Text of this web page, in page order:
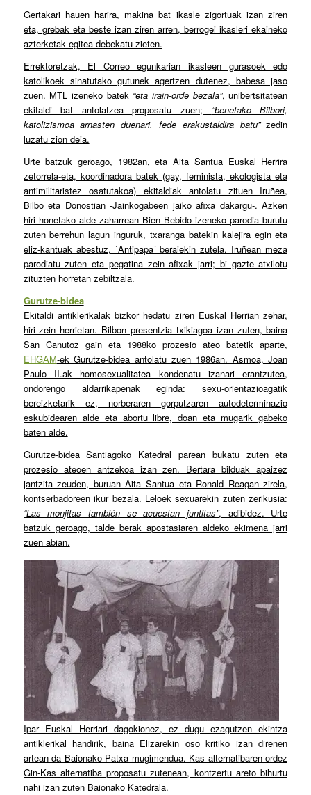
Gertakari hauen harira, makina bat ikasle zigortuak izan ziren
eta, grebak eta beste izan ziren arren, berrogei ikasleri ekaineko
azterketak egitea debekatu zieten.
Errektoretzak, El Correo egunkarian ikasleen gurasoek edo
katolikoek sinatutako gutunek agertzen dutenez, babesa jaso
zuen. MTL izeneko batek “eta irain-orde bezala”, unibertsitatean
ekitaldi bat antolatzea proposatu zuen; “benetako Bilbori,
katolizismoa arnasten duenari, fede erakustaldira batu”zedin
luzatu zion deia.
Urte batzuk geroago, 1982an, eta Aita Santua Euskal Herrira
zetorrela-eta, koordinadora batek (gay, feminista, ekologista eta
antimilitaristez osatutakoa) ekitaldiak antolatu zituen Iruñea,
Bilbo eta Donostian -Jainkogabeen jaiko afixa dakargu-. Azken
hiri honetako alde zaharrean Bien Bebido izeneko parodia burutu
zuten berrehun lagun inguruk, txaranga batekin kalejira egin eta
eliz-kantuak abestuz, `Antipapa´ beraiekin zutela. Iruñean meza
parodiatu zuten eta pegatina zein afixak jarri; bi gazte atxilotu
zituzten horretan zebiltzala.
Gurutze-bidea
Ekitaldi antiklerikalak bizkor hedatu ziren Euskal Herrian zehar,
hiri zein herrietan. Bilbon presentzia txikiagoa izan zuten, baina
San Canutoz gain eta 1988ko prozesio ateo batetik aparte,
EHGAM-ek Gurutze-bidea antolatu zuen 1986an. Asmoa, Joan
Paulo II.ak homosexualitatea kondenatu izanari erantzutea,
ondorengo aldarrikapenak eginda: sexu-orientazioagatik
bereizketarik ez, norberaren gorputzaren autodeterminazio
eskubidearen alde eta abortu libre, doan eta mugarik gabeko
baten alde.
Gurutze-bidea Santiagoko Katedral parean bukatu zuten eta
prozesio ateoen antzekoa izan zen. Bertara bilduak apaizez
jantzita zeuden, buruan Aita Santua eta Ronald Reagan zirela,
kontserbadoreen ikur bezala. Leloek sexuarekin zuten zerikusia:
“Las monjitas también se acuestan juntitas”, adibidez. Urte
batzuk geroago, talde berak apostasiaren aldeko ekimena jarri
zuen abian.
Ipar Euskal Herriari dagokionez, ez dugu ezagutzen ekintza
antiklerikal handirik, baina Elizarekin oso kritiko izan direnen
artean da Baionako Patxa mugimendua. Kas alternatibaren ordez
Gin-Kas alternatiba proposatu zutenean, kontzertu areto bihurtu
nahi izan zuten Baionako Katedrala.